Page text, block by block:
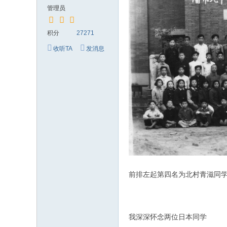
管理员
积分 27271
收听TA 发消息
前排左起第四名为北村青滋同
我深深怀念两位日本同学